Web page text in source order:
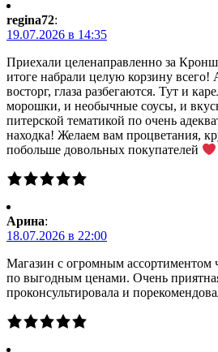
regina72:
19.07.2026 в 14:35
Приехали целенаправленно за
итоге набрали целую корзину
восторг, глаза разбегаются. Тут и
морошки, и необычные соусы, и
питерской тематикой по очень
находка! Желаем вам процветания,
побольше довольных покупателей
Арина:
18.07.2026 в 22:00
Магазин с огромным ассортиментом
по выгодным ценами. Очень
проконсультировала и